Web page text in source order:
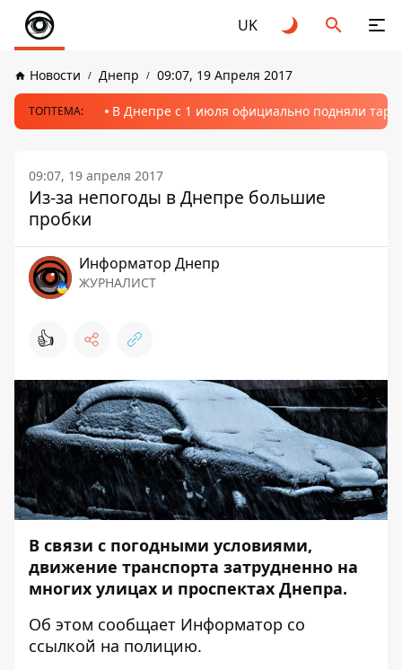
UK
Новости Днепр 09:07, 19 Апреля 2017
ТОПТЕМА: В Днепре с 1 июля официально подняли
09:07, 19 апреля 2017
Из-за непогоды в Днепре большие
пробки
Информатор Днепр
ЖУРНАЛИСТ
👍
В связи с погодными условиями,
движение транспорта затрудненно на
многих улицах и проспектах Днепра.
Об этом сообщает Информатор со
ссылкой на полицию.